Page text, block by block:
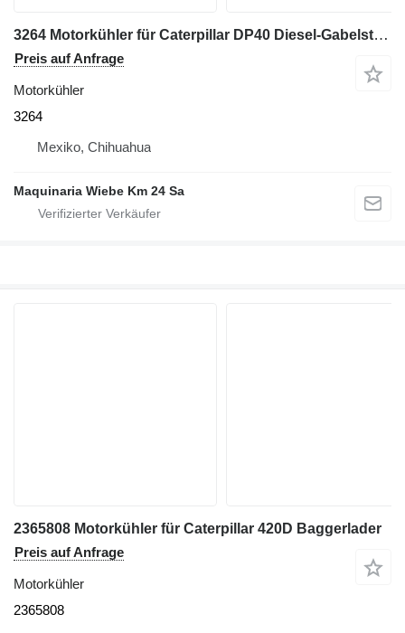
3264 Motorkühler für Caterpillar DP40 Diesel-Gabelstapler
Preis auf Anfrage
Motorkühler
3264
Mexiko, Chihuahua
Maquinaria Wiebe Km 24 Sa
2365808 Motorkühler für Caterpillar 420D Baggerlader
Preis auf Anfrage
Motorkühler
2365808